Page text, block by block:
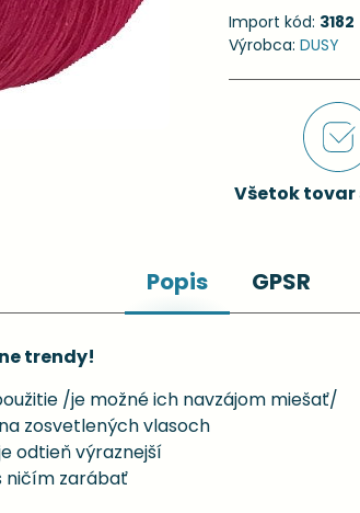
Import kód: 3182
Výrobca: DUSY
Všetok
Popis GPSR
trendy!
/je možné ich navzájom miešať/
zosvetlených vlasoch
odtieň výraznejší
ničím zarábať